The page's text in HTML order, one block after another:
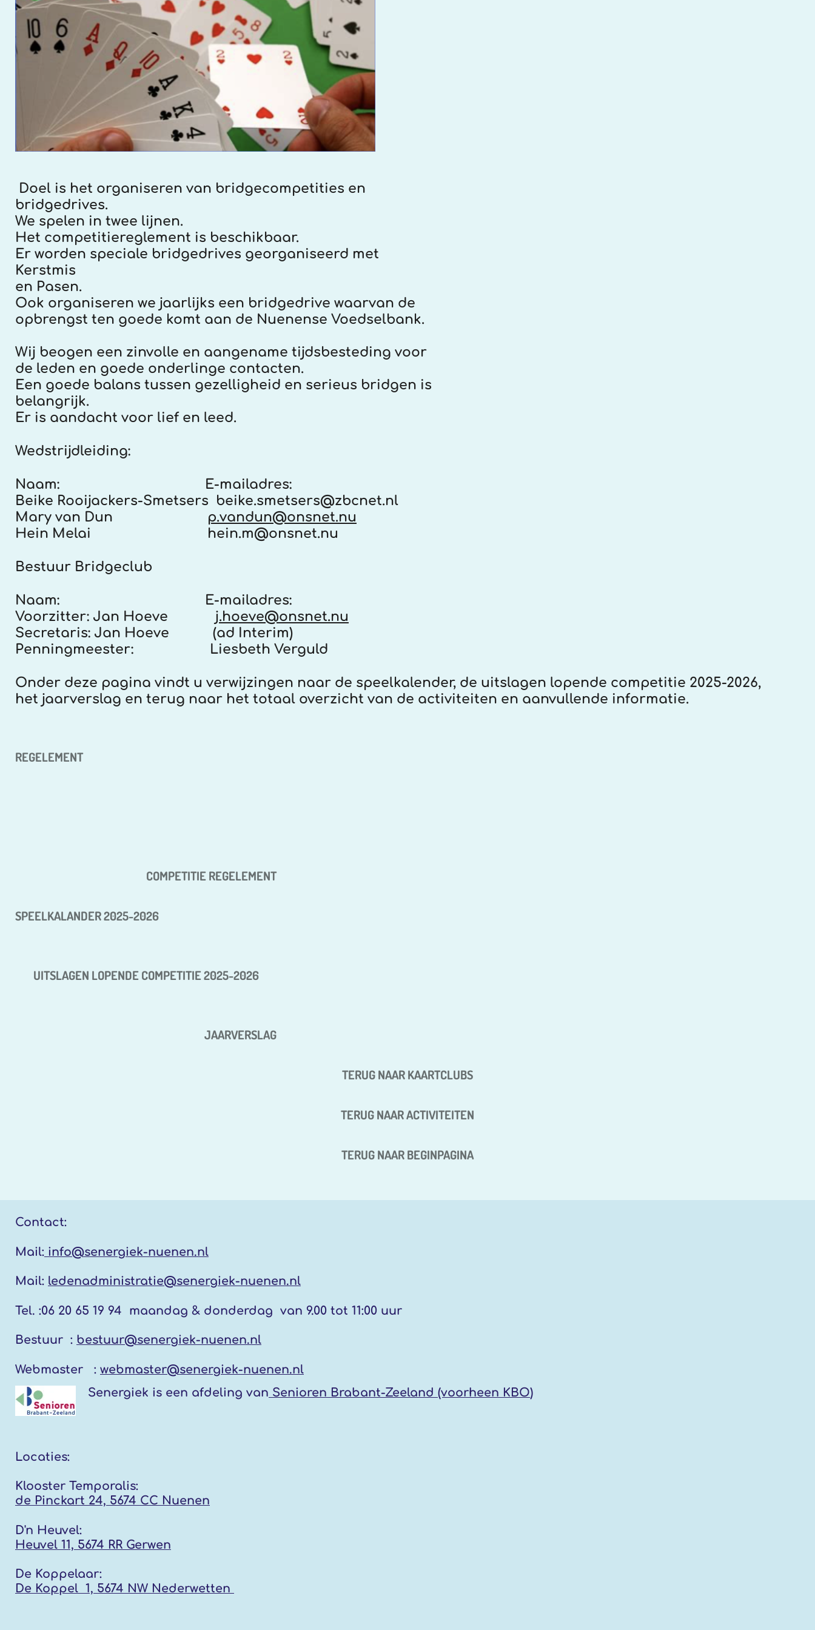
Doel is het organiseren van bridgecompetities en
bridgedrives.
We spelen in twee lijnen.
Het competitiereglement is beschikbaar.
Er worden speciale bridgedrives georganiseerd met
Kerstmis
en Pasen.
Ook organiseren we jaarlijks een bridgedrive waarvan de
opbrengst ten goede komt aan de Nuenense Voedselbank.
Wij beogen een zinvolle en aangename tijdsbesteding voor
de leden en goede onderlinge contacten.
Een goede balans tussen gezelligheid en serieus bridgen is
belangrijk.
Er is aandacht voor lief en leed.
Wedstrijdleiding:
Naam:
E-mailadres:
Beike Rooijackers-Smetsers
beike.smetsers@zbcnet.nl
Mary van Dun
p.vandun@onsnet.nu
Hein Melai
hein.m@onsnet.nu
Bestuur Bridgeclub
Naam:
E-mailadres:
Voorzitter: Jan Hoeve
j.hoeve@onsnet.nu
Secretaris: Jan Hoeve (ad Interim)
Penningmeester:
Liesbeth Verguld
Onder deze pagina vindt u verwijzingen naar de speelkalender, de uitslagen lopende competitie 2025-2026,
het jaarverslag en terug naar het totaal overzicht van de activiteiten en aanvullende informatie.
REGELEMENT
COMPETITIE REGELEMENT
SPEELKALANDER 2025-2026
UITSLAGEN LOPENDE COMPETITIE 2025-2026
JAARVERSLAG
TERUG NAAR KAARTCLUBS
TERUG NAAR ACTIVITEITEN
TERUG NAAR BEGINPAGINA
Contact:
Mail: info@senergiek-nuenen.nl
Mail: ledenadministratie@senergiek-nuenen.nl
Tel. :06 20 65 19 94 maandag & donderdag van 9.00 tot 11:00 uur
Bestuur : bestuur@senergiek-nuenen.nl
Webmaster : webmaster@senergiek-nuenen.nl
Senergiek is een afdeling van Senioren Brabant-Zeeland (voorheen KBO)
Locaties:
Klooster Temporalis:
de Pinckart 24, 5674 CC Nuenen
D'n Heuvel:
Heuvel 11, 5674 RR Gerwen
De Koppelaar:
De Koppel 1, 5674 NW Nederwetten